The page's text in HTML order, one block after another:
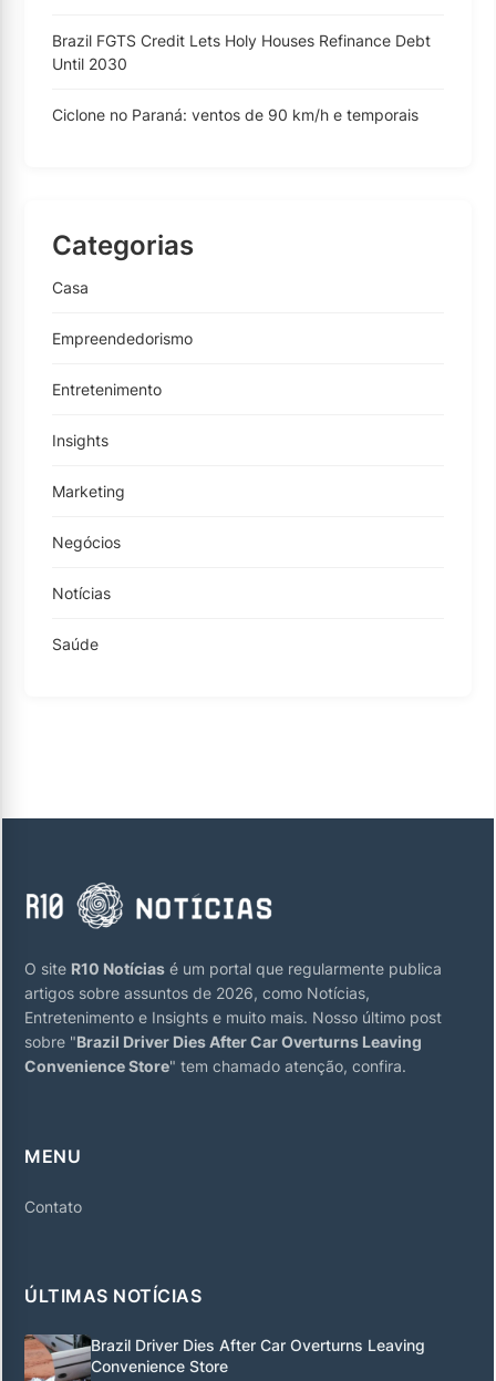
Brazil FGTS Credit Lets Holy Houses Refinance Debt
Until 2030
Ciclone no Paraná: ventos de 90 km/h e temporais
Categorias
Casa
Empreendedorismo
Entretenimento
Insights
Marketing
Negócios
Notícias
Saúde
O site R10 Notícias é um portal que regularmente publica
artigos sobre assuntos de 2026, como Notícias,
Entretenimento e Insights e muito mais. Nosso último post
sobre "Brazil Driver Dies After Car Overturns Leaving
Convenience Store" tem chamado atenção, confira.
MENU
Contato
ÚLTIMAS NOTÍCIAS
Brazil Driver Dies After Car Overturns Leaving
Convenience Store